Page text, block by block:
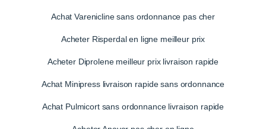
Achat Varenicline sans ordonnance pas cher
Acheter Risperdal en ligne meilleur prix
Acheter Diprolene meilleur prix livraison rapide
Achat Minipress livraison rapide sans ordonnance
Achat Pulmicort sans ordonnance livraison rapide